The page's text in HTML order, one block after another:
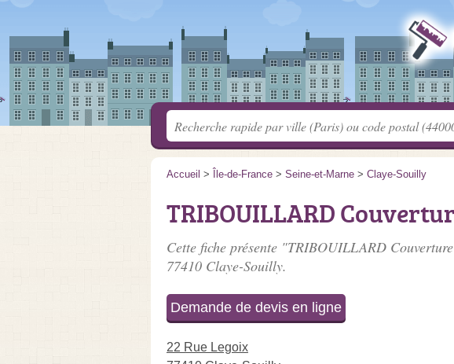
Accueil > Île-de-France > Seine-et-Marne > Claye-Souilly
TRIBOUILLARD
Cette fiche présente "TRIBOUILLARD
77410 Claye-Souilly.
Demande de devis en ligne
22 Rue Legoix